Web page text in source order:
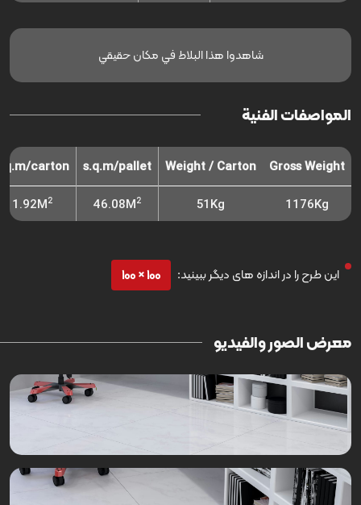
شاهدوا هذا البلاط في مكان حقيقي
المواصفات الفنية
Gross Weight
Weight / Carton
s.q.m/pallet
carton
1176Kg
51Kg
46.08M2
1.92M2
این طرح را در اندازه های دیگر ببینید: 100 × 100
معرض الصور والفيديو